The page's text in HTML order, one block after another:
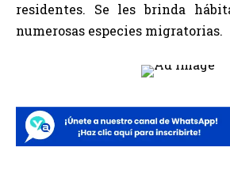
residentes. Se les brinda
numerosas especies migratorias.